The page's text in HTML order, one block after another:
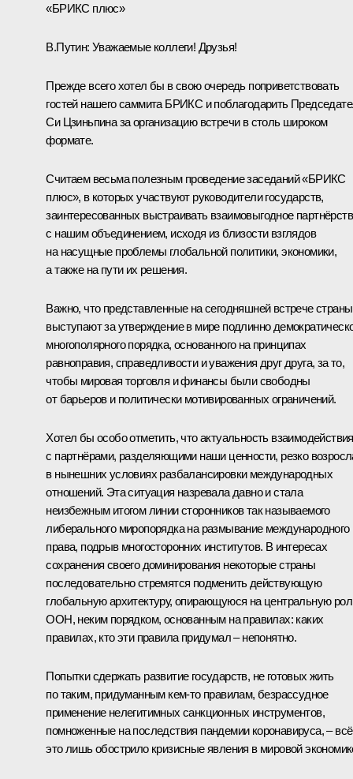
«БРИКС плюс»
В.Путин: Уважаемые коллеги! Друзья!
Прежде всего хотел бы в свою очередь поприветствовать
гостей нашего саммита БРИКС и поблагодарить
Си Цзиньпина за организацию встречи в столь широком
формате.
Считаем весьма полезным проведение заседаний «БРИКС
плюс», в которых участвуют руководители государств,
заинтересованных выстраивать взаимовыгодное
с нашим объединением, исходя из близости взглядов
на насущные проблемы глобальной политики, экономики,
а также на пути их решения.
Важно, что представленные на сегодняшней встрече страны
выступают за утверждение в мире подлинно
многополярного порядка, основанного на принципах
равноправия, справедливости и уважения друг друга, за то,
чтобы мировая торговля и финансы были свободны
от барьеров и политически мотивированных ограничений.
Хотел бы особо отметить, что актуальность взаимодействия
с партнёрами, разделяющими наши ценности, резко
в нынешних условиях разбалансировки международных
отношений. Эта ситуация назревала давно и стала
неизбежным итогом линии сторонников так называемого
либерального миропорядка на размывание международного
права, подрыв многосторонних институтов. В интересах
сохранения своего доминирования некоторые страны
последовательно стремятся подменить действующую
глобальную архитектуру, опирающуюся на центральную
ООН, неким порядком, основанным на правилах: каких
правилах, кто эти правила придумал – непонятно.
Попытки сдержать развитие государств, не готовых жить
по таким, придуманным кем-то правилам, безрассудное
применение нелегитимных санкционных инструментов,
помноженные на последствия пандемии коронавируса, – всё
это лишь обострило кризисные явления в мировой